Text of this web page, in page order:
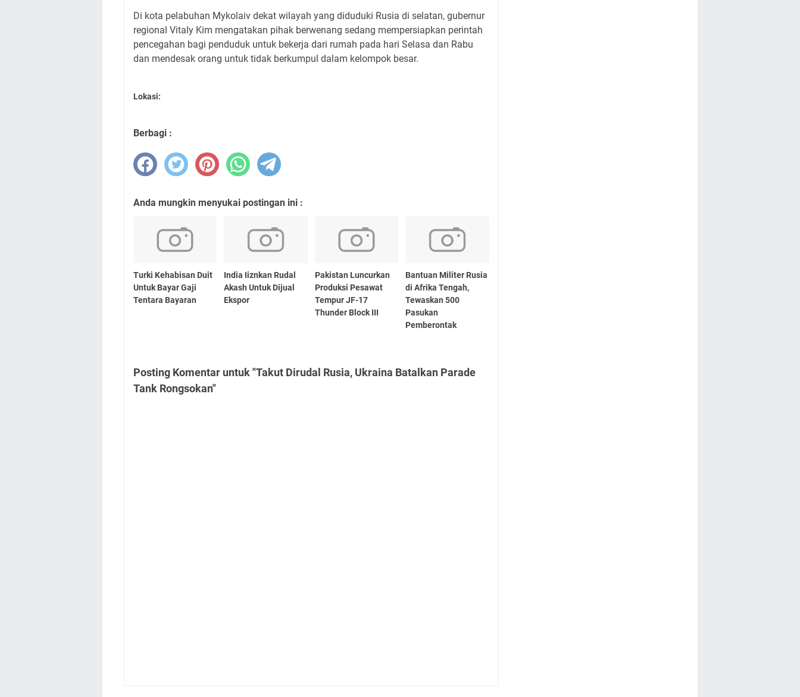
Di kota pelabuhan Mykolaiv dekat wilayah yang diduduki Rusia di selatan, gubernur
regional Vitaly Kim mengatakan pihak berwenang sedang mempersiapkan perintah
pencegahan bagi penduduk untuk bekerja dari rumah pada hari Selasa dan Rabu
dan mendesak orang untuk tidak berkumpul dalam kelompok besar.
Lokasi:
Berbagi :
Anda mungkin menyukai postingan ini :
Turki Kehabisan Duit
Untuk Bayar Gaji
Tentara Bayaran
India Iiznkan Rudal
Akash Untuk Dijual
Ekspor
Pakistan Luncurkan
Produksi Pesawat
Tempur JF-17
Thunder Block III
Bantuan Militer Rusia
di Afrika Tengah,
Tewaskan 500
Pasukan
Pemberontak
Posting Komentar untuk "Takut Dirudal Rusia, Ukraina Batalkan Parade
Tank Rongsokan"